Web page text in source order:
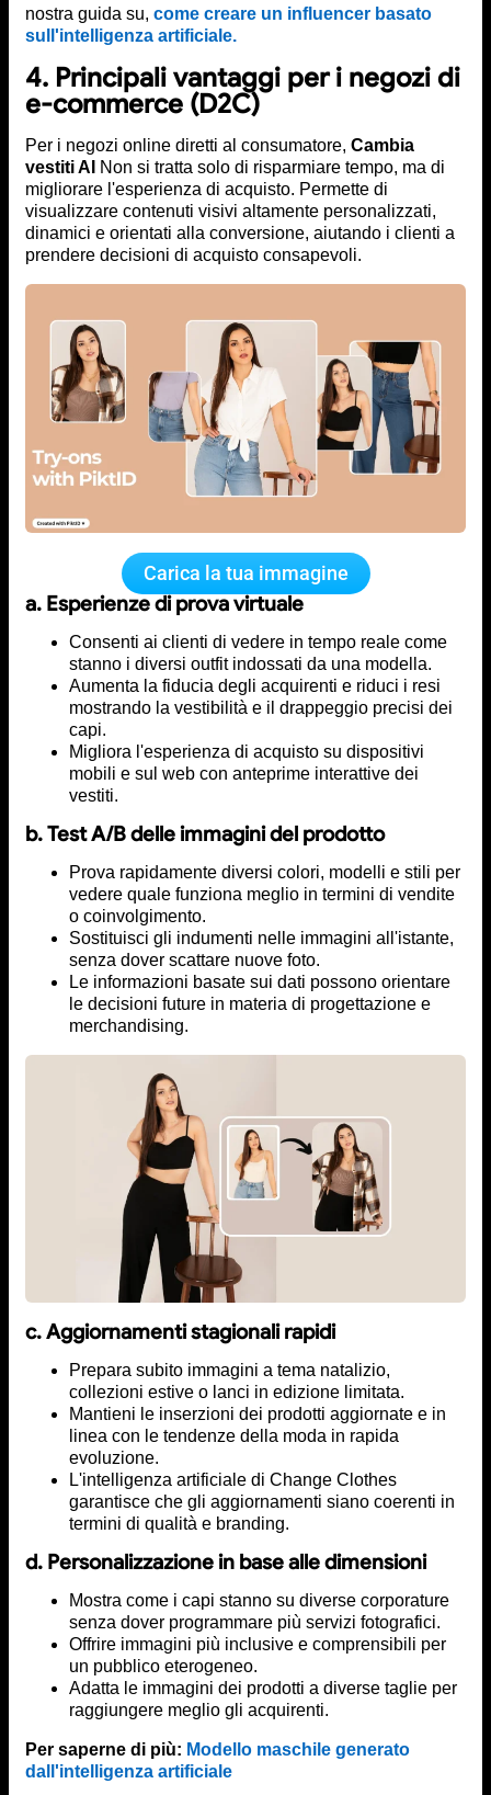
nostra guida su, come creare un influencer basato
sull'intelligenza artificiale.
4. Principali vantaggi per i negozi di
e-commerce (D2C)
Per i negozi online diretti al consumatore, Cambia
vestiti AI
Non si tratta solo di risparmiare tempo, ma di
migliorare l'esperienza di acquisto. Permette di
visualizzare contenuti visivi altamente personalizzati,
dinamici e orientati alla conversione, aiutando i clienti a
prendere decisioni di acquisto consapevoli.
Carica la tua immagine
a. Esperienze di prova virtuale
Consenti ai clienti di vedere in tempo reale come
stanno i diversi outfit indossati da una modella.
Aumenta la fiducia degli acquirenti e riduci i resi
mostrando la vestibilità e il drappeggio precisi dei
capi.
Migliora l'esperienza di acquisto su dispositivi
mobili e sul web con anteprime interattive dei
vestiti.
b. Test A/B delle immagini del prodotto
Prova rapidamente diversi colori, modelli e stili per
vedere quale funziona meglio in termini di vendite
o coinvolgimento.
Sostituisci gli indumenti nelle immagini all'istante,
senza dover scattare nuove foto.
Le informazioni basate sui dati possono orientare
le decisioni future in materia di progettazione e
merchandising.
c. Aggiornamenti stagionali rapidi
Prepara subito immagini a tema natalizio,
collezioni estive o lanci in edizione limitata.
Mantieni le inserzioni dei prodotti aggiornate e in
linea con le tendenze della moda in rapida
evoluzione.
L'intelligenza artificiale di Change Clothes
garantisce che gli aggiornamenti siano coerenti in
termini di qualità e branding.
d. Personalizzazione in base alle dimensioni
Mostra come i capi stanno su diverse corporature
senza dover programmare più servizi fotografici.
Offrire immagini più inclusive e comprensibili per
un pubblico eterogeneo.
Adatta le immagini dei prodotti a diverse taglie per
raggiungere meglio gli acquirenti.
Per saperne di più: Modello maschile generato
dall'intelligenza artificiale